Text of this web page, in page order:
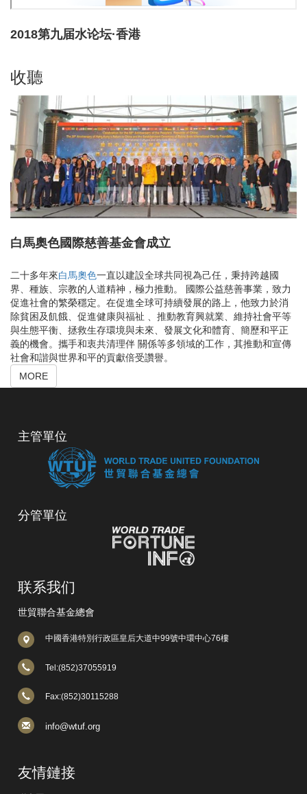
2018第九届水论坛·香港
收聽
白馬奧色國際慈善基金會成立
二十多年來白馬奧色一直以建設全球共同視為己任，秉持跨越國
界、種族、宗教的人道精神，極力推動。 國際公益慈善事業，致力
促進社會的繁榮穩定。在促進全球可持續發展的路上，他致力於消
除貧困及飢餓、促進健康與福祉 、推動教育興就業、維持社會平等
與生態平衡、拯救生存環境與未來、發展文化和體育、簡歷和平正
義的機會。攜手和衷共清理伴 關係等多領域的工作，其推動和宣傳
社會和諧與世界和平的貢獻倍受讚譽。
MORE
主管單位
分管單位
联系我们
世貿聯合基金總會
中國香港特別行政區皇后大道中99號中環中心76樓
Tel:(852)37055919
Fax:(852)30115288
info@wtuf.org
友情鏈接